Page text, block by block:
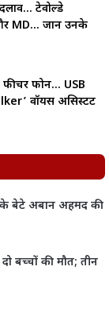
टेवोल्डे
और MD… जानें उनके
फीचर फोन… USB
वॉयस असिस्टेंट
के बेटे अबान अहमद की
बच्चों की मौत; तीन